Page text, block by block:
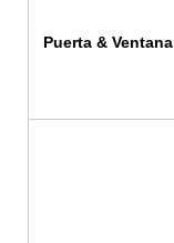
Puerta & Ventana